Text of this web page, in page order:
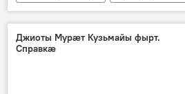
Джиоты Мурӕт Кузьмайы фырт.
Справкӕ